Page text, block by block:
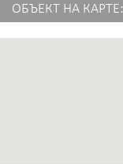
ОБЪЕКТ НА КАРТЕ: